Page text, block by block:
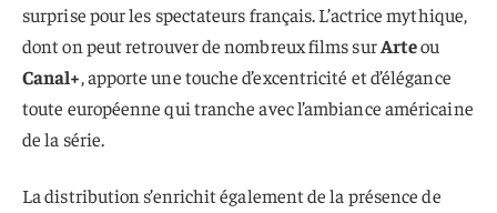
surprise pour les spectateurs français. L’actrice mythique,
dont on peut retrouver de nombreux films surArteou
Canal+, apporte une touche d’excentricité et d’élégance
toute européenne qui tranche avec l’ambiance américaine
de la série.
La distribution s’enrichit également de la présence de